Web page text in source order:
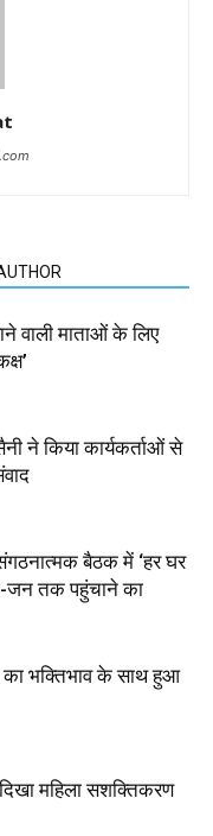
वाली माताओं के लिए
ने किया कार्यकर्ताओं से
बैठक में ‘हर घर
जन तक पहुंचाने का
का भक्तिभाव के साथ हुआ
महिला सशक्तिकरण